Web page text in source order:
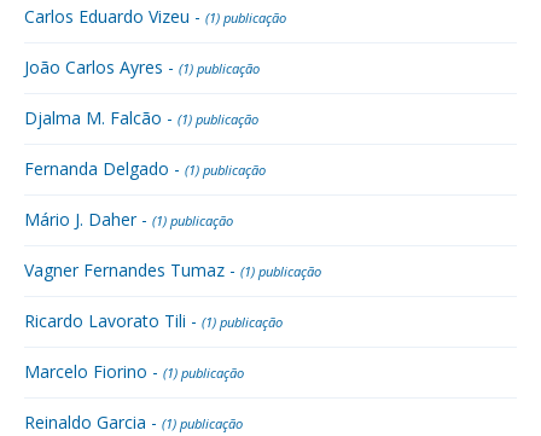
Carlos Eduardo Vizeu - (1) publicação
João Carlos Ayres - (1) publicação
Djalma M. Falcão - (1) publicação
Fernanda Delgado - (1) publicação
Mário J. Daher - (1) publicação
Vagner Fernandes Tumaz - (1) publicação
Ricardo Lavorato Tili - (1) publicação
Marcelo Fiorino - (1) publicação
Reinaldo Garcia - (1) publicação